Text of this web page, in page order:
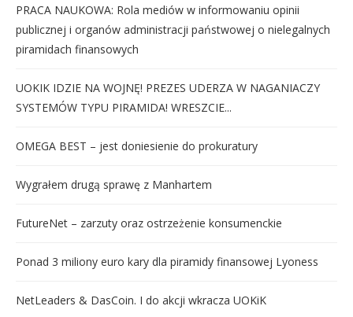
PRACA NAUKOWA: Rola mediów w informowaniu opinii
publicznej i organów administracji państwowej o nielegalnych
piramidach finansowych
UOKIK IDZIE NA WOJNĘ! PREZES UDERZA W NAGANIACZY
SYSTEMÓW TYPU PIRAMIDA! WRESZCIE...
OMEGA BEST – jest doniesienie do prokuratury
Wygrałem drugą sprawę z Manhartem
FutureNet – zarzuty oraz ostrzeżenie konsumenckie
Ponad 3 miliony euro kary dla piramidy finansowej Lyoness
NetLeaders & DasCoin. I do akcji wkracza UOKiK